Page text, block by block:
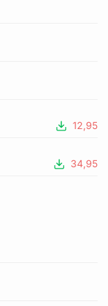
'pand in
12,95
34,95